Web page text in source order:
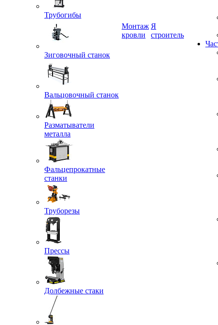
Трубогибы
Зиговочный станок
Вальцовочный станок
Разматыватели
металла
Фальцепрокатные
станки
Труборезы
Прессы
Долбежные стаки
Монтаж
Я